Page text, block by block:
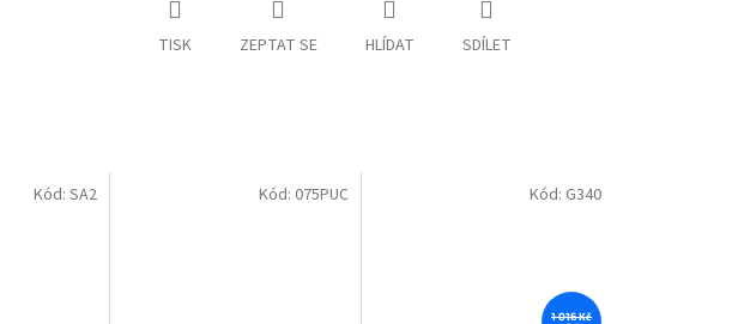
TISK ZEPTAT SE HLÍDAT SDÍLET
Kód: SA2 Kód: 075PUC
1 016 Kč
Kód: G340